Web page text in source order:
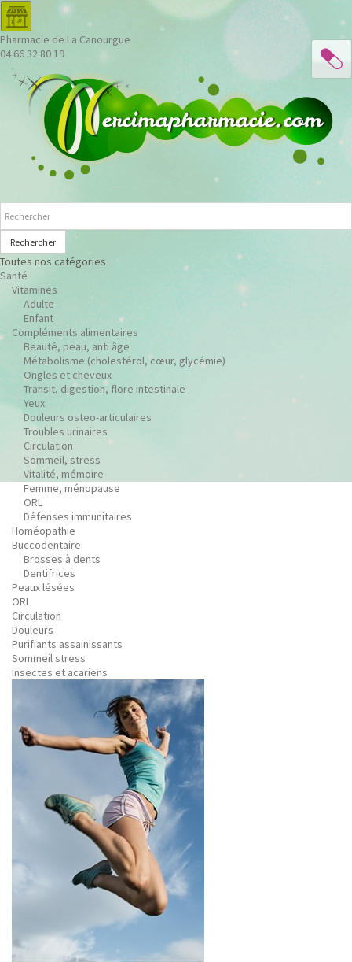
Pharmacie de La Canourgue
04 66 32 80 19
Rechercher
Toutes nos catégories
Santé
Vitamines
Adulte
Enfant
Compléments alimentaires
Beauté, peau, anti âge
Métabolisme (cholestérol, cœur, glycémie)
Ongles et cheveux
Transit, digestion, flore intestinale
Yeux
Douleurs osteo-articulaires
Troubles urinaires
Circulation
Sommeil, stress
Vitalité, mémoire
Femme, ménopause
ORL
Défenses immunitaires
Homéopathie
Buccodentaire
Brosses à dents
Dentifrices
Peaux lésées
ORL
Circulation
Douleurs
Purifiants assainissants
Sommeil stress
Insectes et acariens